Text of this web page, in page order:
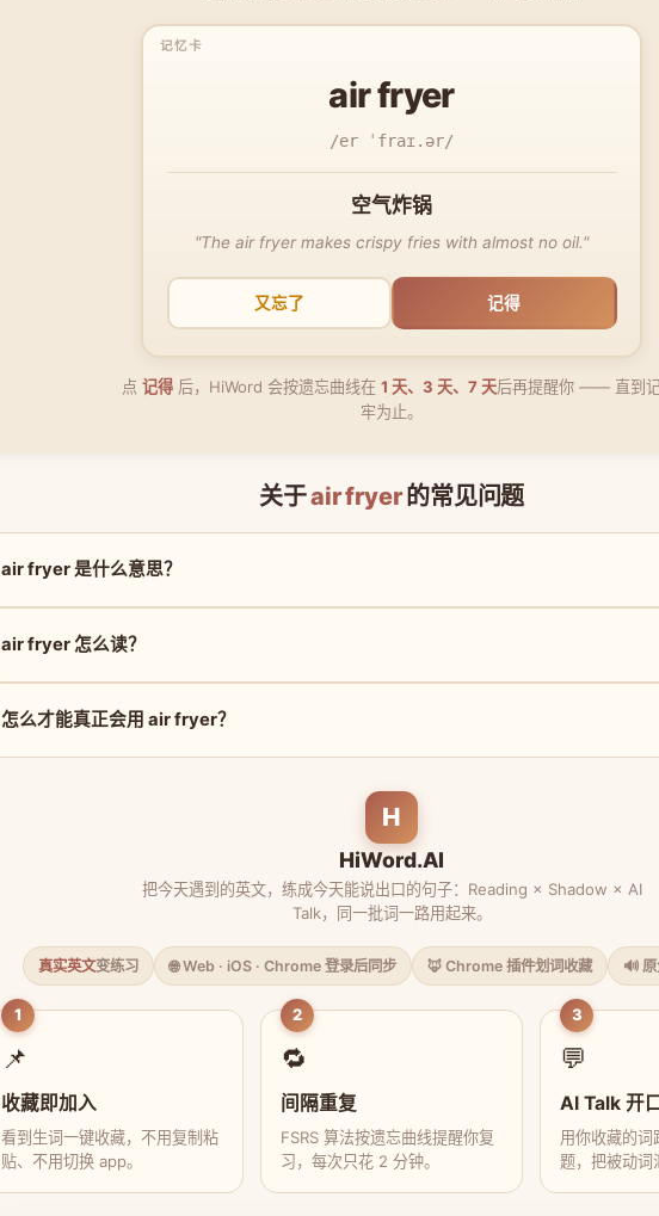
air fryer
/er ˈfraɪ.ər/
空气炸锅
"The air fryer makes crispy fries with almost no oil."
又忘了 记得
点 记得 后，HiWord 会按遗忘曲线在 1 天、3 天、7 天后再提醒你 —— 直到
牢为止。
关于air fryer的常见问题
air fryer 是什么意思？
air fryer 怎么读？
怎么才能真正会用 air fryer？
H
HiWord.AI
把今天遇到的英文，练成今天能说出口的句子：Reading × Shadow × AI
Talk，同一批词一路用起来。
真实英文变练习 🌐 Web · iOS · Chrome 登录后同步 🦊 Chrome 插件划词收藏 🔊
1
📌
收藏即加入
看到生词一键收藏，不用复制粘
贴、不用切换 app。
2
🔁
间隔重复
FSRS 算法按遗忘曲线提醒你复
习，每次只花 2 分钟。
3
💬
AI Talk 开
用你收藏的词
题，把被动词